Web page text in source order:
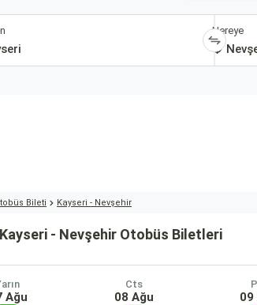
Nereye
Bileti Kayseri - Nevşehir
- Nevşehir Otobüs Biletleri
Ağu
Cts
08 Ağu 09